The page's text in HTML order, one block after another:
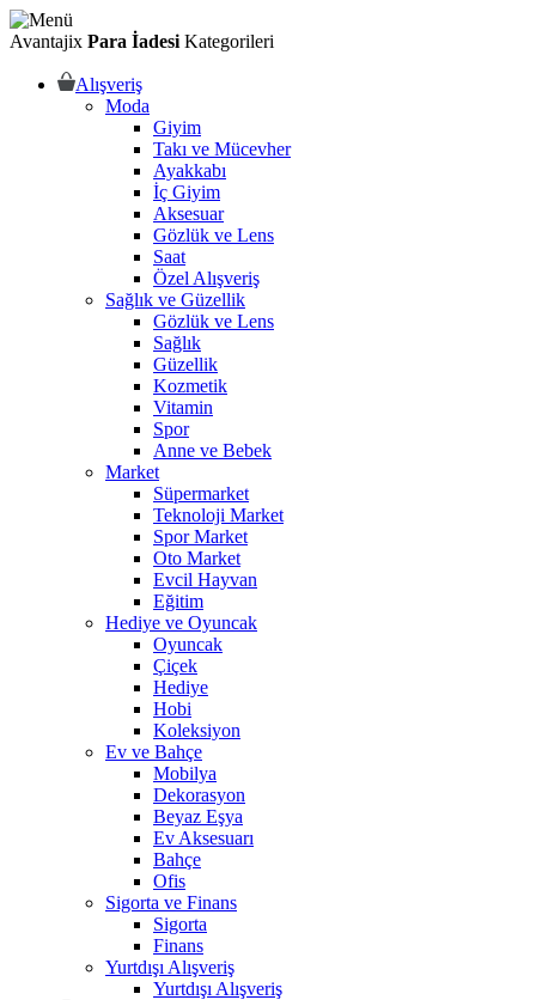
Avantajix Para İadesi Kategorileri
Alışveriş
Moda
Giyim
Takı ve Mücevher
Ayakkabı
İç Giyim
Aksesuar
Gözlük ve Lens
Saat
Özel Alışveriş
Sağlık ve Güzellik
Gözlük ve Lens
Sağlık
Güzellik
Kozmetik
Vitamin
Spor
Anne ve Bebek
Market
Süpermarket
Teknoloji Market
Spor Market
Oto Market
Evcil Hayvan
Eğitim
Hediye ve Oyuncak
Oyuncak
Çiçek
Hediye
Hobi
Koleksiyon
Ev ve Bahçe
Mobilya
Dekorasyon
Beyaz Eşya
Ev Aksesuarı
Bahçe
Ofis
Sigorta ve Finans
Sigorta
Finans
Yurtdışı Alışveriş
Yurtdışı Alışveriş